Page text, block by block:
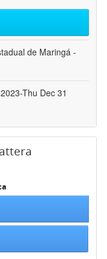
de Maringá -
Thu Dec 31